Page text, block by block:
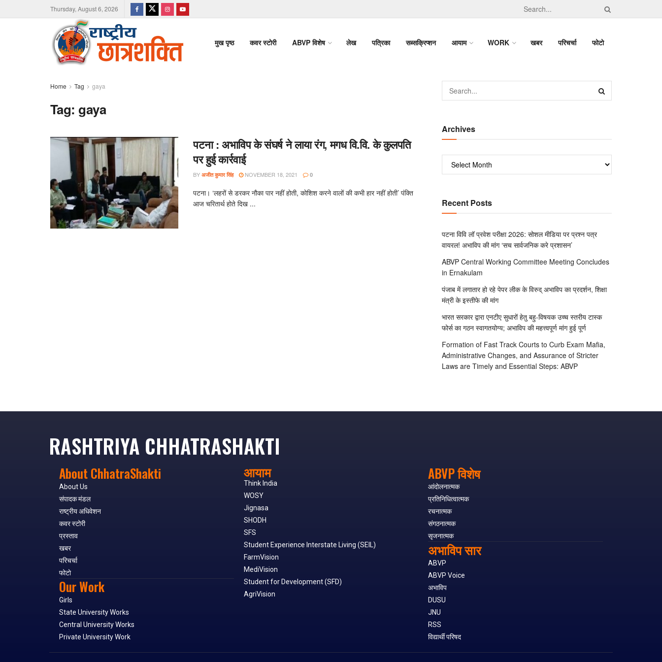
Thursday, August 6, 2026
मुख पृष्ठ कवर स्टोरी ABVP विशेष लेख पत्रिका सब्सक्रिप्शन आयाम WORK खबर परिचर्चा फोटो
Home Tag gaya
Tag: gaya
पटना : अभाविप के संघर्ष ने लाया रंग, मगध वि.वि. के कुलपति
पर हुई कार्रवाई
BY अजीत कुमार सिंह NOVEMBER 18, 2021 0
पटना। ‘लहरों से डरकर नौका पार नहीं होती, कोशिश करने वालों की कभी हार नहीं होती’ पंक्ति
आज चरितार्थ होते दिख ...
Archives
Recent Posts
पटना विवि लॉ प्रवेश परीक्षा 2026: सोशल मीडिया पर प्रश्न पत्र
वायरल! अभाविप की मांग ‘सच सार्वजनिक करे प्रशासन’
ABVP Central Working Committee Meeting Concludes
in Ernakulam
पंजाब में लगातार हो रहे पेपर लीक के विरुद् अभाविप का प्रदर्शन, शिक्षा
मंत्री के इस्तीफे की मांग
भारत सरकार द्वारा एनटीए सुधारों हेतु बहु-विषयक उच्च स्तरीय टास्क
फोर्स का गठन स्वागतयोग्य; अभाविप की महत्त्वपूर्ण मांग हुई पूर्ण
Formation of Fast Track Courts to Curb Exam Mafia,
Administrative Changes, and Assurance of Stricter
Laws are Timely and Essential Steps: ABVP
RASHTRIYA CHHATRASHAKTI
About ChhatraShakti
About Us
संपादक मंडल
राष्ट्रीय अधिवेशन
कवर स्टोरी
प्रस्ताव
खबर
परिचर्चा
फोटो
Our Work
Girls
State University Works
Central University Works
Private University Work
आयाम
Think India
WOSY
Jignasa
SHODH
SFS
Student Experience Interstate Living (SEIL)
FarmVision
MediVision
Student for Development (SFD)
AgriVision
ABVP विशेष
आंदोलनात्मक
प्रतिनिधित्वात्मक
रचनात्मक
संगठनात्मक
सृजनात्मक
अभाविप सार
ABVP
ABVP Voice
अभाविप
DUSU
JNU
RSS
विद्यार्थी परिषद